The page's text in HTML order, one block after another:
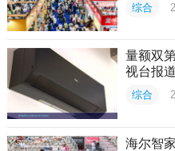
综合
量额双
视台报道
综合
海尔智